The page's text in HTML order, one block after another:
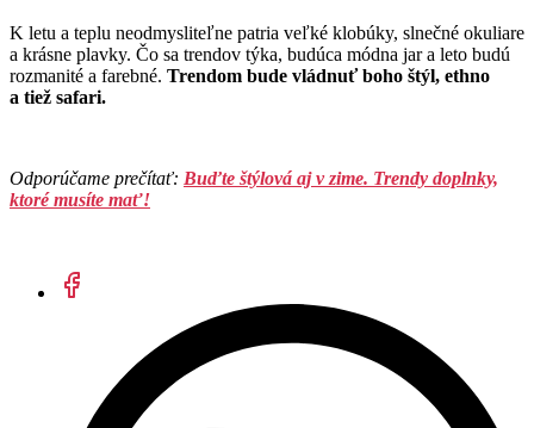
K letu a teplu neodmysliteľne patria veľké klobúky, slnečné okuliare
a krásne plavky. Čo sa trendov týka, budúca módna jar a leto budú
rozmanité a farebné. Trendom bude vládnuť boho štýl, ethno
a tiež safari.
Odporúčame prečítať: Buďte štýlová aj v zime. Trendy doplnky,
ktoré musíte mať!